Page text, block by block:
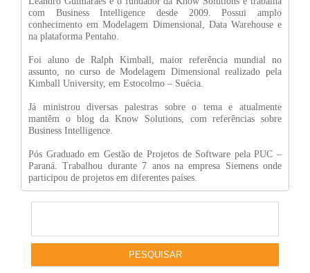
com Business Intelligence desde 2009. Possui amplo
conhecimento em Modelagem Dimensional, Data Warehouse e
na plataforma Pentaho.
Foi aluno de Ralph Kimball, maior referência mundial no
assunto, no curso de Modelagem Dimensional realizado pela
Kimball University, em Estocolmo – Suécia.
Já ministrou diversas palestras sobre o tema e atualmente
mantêm o blog da Know Solutions, com referências sobre
Business Intelligence.
Pós Graduado em Gestão de Projetos de Software pela PUC –
Paraná. Trabalhou durante 7 anos na empresa Siemens onde
participou de projetos em diferentes países.